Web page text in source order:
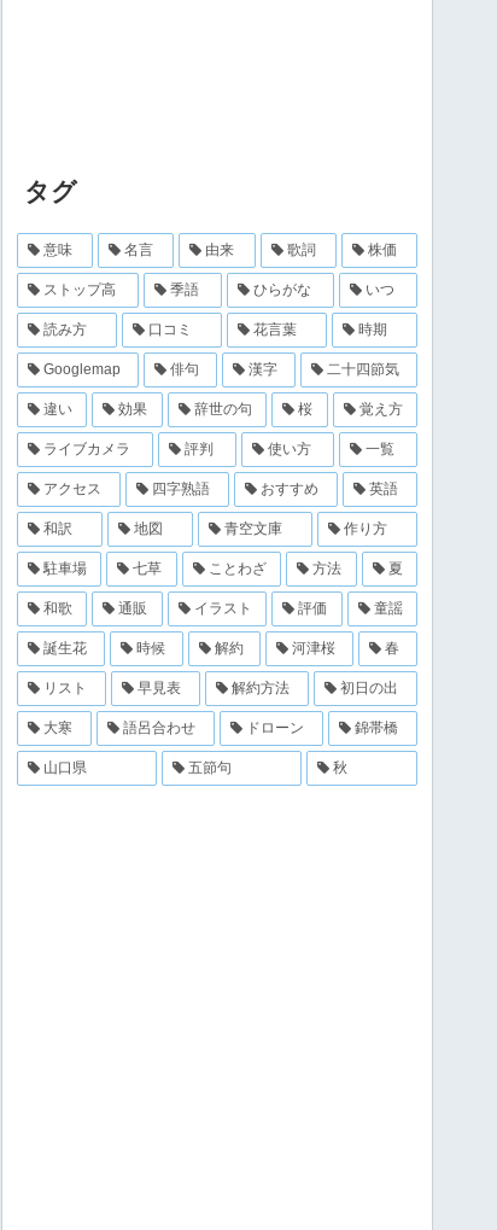
タグ
意味 名言 由来 歌詞 株価
ストップ高 季語 ひらがな いつ
読み方 口コミ 花言葉 時期
Googlemap 俳句 漢字 二十四節気
違い 効果 辞世の句 桜 覚え方
ライブカメラ 評判 使い方 一覧
アクセス 四字熟語 おすすめ 英語
和訳 地図 青空文庫 作り方
駐車場 七草 ことわざ 方法 夏
和歌 通販 イラスト 評価 童謡
誕生花 時候 解約 河津桜 春
リスト 早見表 解約方法 初日の出
大寒 語呂合わせ ドローン 錦帯橋
山口県 五節句 秋